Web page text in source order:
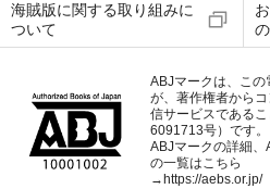
海賊版に関する取り組みに
ついて
ABJマークは、こ
が、著作権者から
信サービスである
6091713号）です。
ABJマークの詳細
の一覧はこちら
→ https://aebs.or.jp/